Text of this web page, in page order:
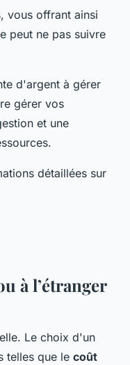
vous offrant ainsi
peut ne pas suivre
d'argent à gérer
gérer vos
et une
détaillées sur
à l’étranger
Le choix d'un
telles que le coût